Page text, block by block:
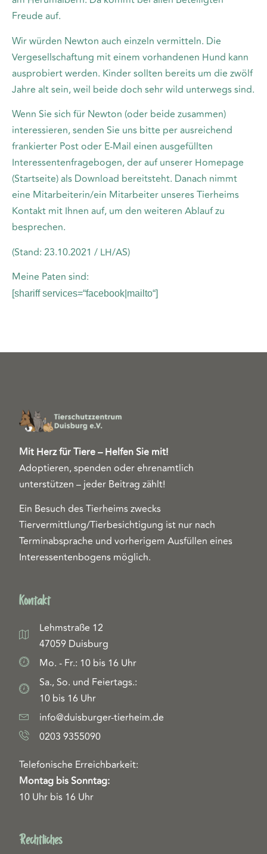
Freude auf.
Wir würden Newton auch einzeln vermitteln. Die
Vergesellschaftung mit einem vorhandenen Hund kann
ausprobiert werden. Kinder sollten bereits um die zwölf
Jahre alt sein, weil beide doch sehr wild unterwegs sind.
Wenn Sie sich für Newton (oder beide zusammen)
interessieren, senden Sie uns bitte per ausreichend
frankierter Post oder E-Mail einen ausgefüllten
Interessentenfragebogen, der auf unserer Homepage
(Startseite) als Download bereitsteht. Danach nimmt
eine Mitarbeiterin/ein Mitarbeiter unseres Tierheims
Kontakt mit Ihnen auf, um den weiteren Ablauf zu
besprechen.
(Stand: 23.10.2021 / LH/AS)
Meine Paten sind:
[shariff services=“facebook|mailto“]
Mit Herz für Tiere – Helfen Sie mit!
Adoptieren, spenden oder ehrenamtlich
unterstützen – jeder Beitrag zählt!
Ein Besuch des Tierheims zwecks
Tiervermittlung/Tierbesichtigung ist nur nach
Terminabsprache und vorherigem Ausfüllen eines
Interessentenbogens möglich.
Kontakt
Lehmstraße 12
47059 Duisburg
Mo. - Fr.: 10 bis 16 Uhr
Sa., So. und Feiertags.:
10 bis 16 Uhr
info@duisburger-tierheim.de
0203 9355090
Telefonische Erreichbarkeit:
Montag bis Sonntag:
10 Uhr bis 16 Uhr
Rechtliches